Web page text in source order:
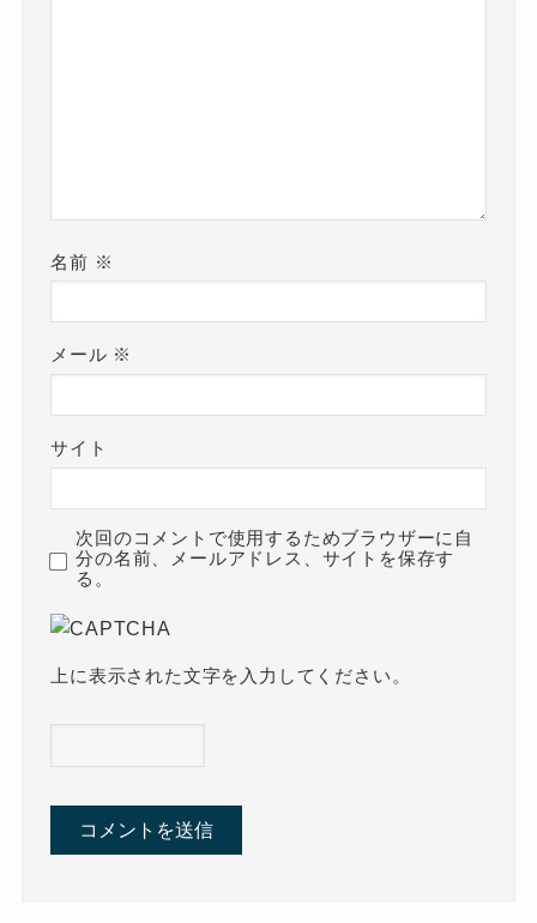
名前 ※
メール ※
サイト
次回のコメントで使用するためブラウザーに自
分の名前、メールアドレス、サイトを保存す
る。
上に表示された文字を入力してください。